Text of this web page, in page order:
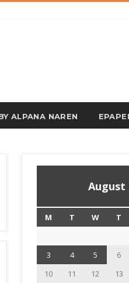
ALPANA NAREN
August
M T W T
3
4 5 6
10
11 12 13